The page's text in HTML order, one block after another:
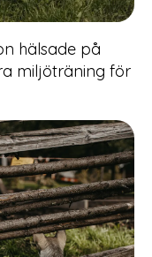
hälsade på
miljöträning för